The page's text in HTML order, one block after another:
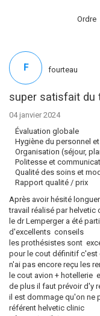
Ordre
super satisfait du
04 janvier 2024
Évaluation globale
Hygiène du personnel
Organisation (séjour,
Politesse et
Qualité des soins et
Rapport qualité / prix
Après avoir hésité
travail réalisé par helvetic
le dr Lemperger a été
d'excellents conseils
les prothésistes sont
pour le cout définitif c'est
n'ai pas encore reçu les
le cout avion + hotellerie
de plus il faut prévoir d'y
il est dommage qu'on ne
référent helvetic clinic
F fourteau